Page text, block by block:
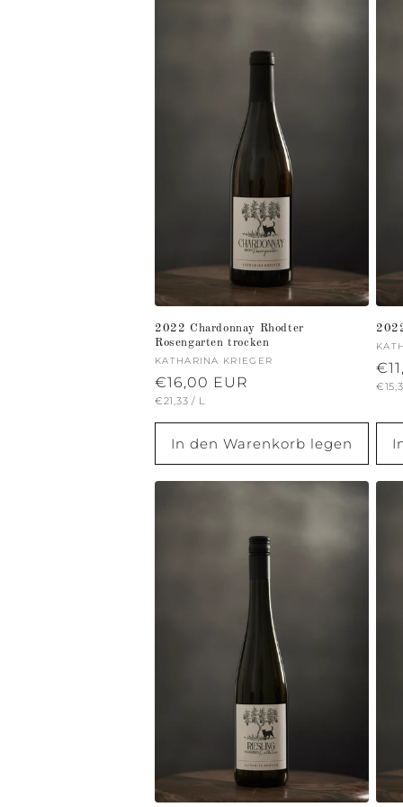
2022 Chardonnay Rhodter
Rosengarten trocken
Anbieter:
KATHARINA KRIEGER
Normaler
Preis
€16,00 EUR
GRUNDPREIS
€21,33 / PRO
L
In den Warenkorb legen